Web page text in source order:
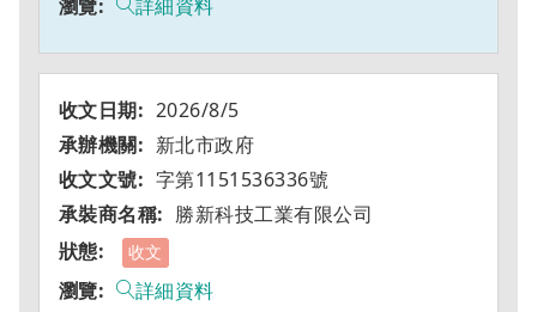
詳細資料
2026/8/5
新北市政府
字第1151536336號
勝新科技工業有限公司
收文
詳細資料